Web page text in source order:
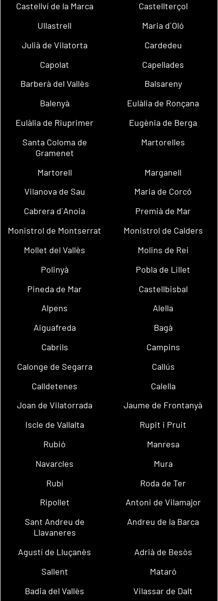
Castellví de la Marca
Castellterçol
Ullastrell
Maria d´Oló
Julià de Vilatorta
Cardedeu
Capolat
Capellades
Barberà del Vallès
Balsareny
Balenyà
Eulàlia de Ronçana
Eulàlia de Riuprimer
Eugènia de Berga
Santa Coloma de
Gramenet
Martorelles
Martorell
Marganell
Vilanova de Sau
Maria de Corcó
Cabrera d´Anoia
Premià de Mar
Monistrol de Montserrat
Monistrol de Calders
Mollet del Vallès
Molins de Rei
Polinyà
Pobla de Lillet
Pineda de Mar
Castellbisbal
Alpens
Alella
Aiguafreda
Bagà
Cabrils
Campins
Calonge de Segarra
Callús
Calldetenes
Calella
Joan de Vilatorrada
Jaume de Frontanyà
Iscle de Vallalta
Rupit i Pruit
Rubió
Manresa
Navarcles
Mura
Rubí
Roda de Ter
Ripollet
Antoni de Vilamajor
Sant Andreu de
Llavaneres
Andreu de la Barca
Agustí de Lluçanès
Adrià de Besòs
Sallent
Mataró
Badia del Vallès
Vilassar de Dalt